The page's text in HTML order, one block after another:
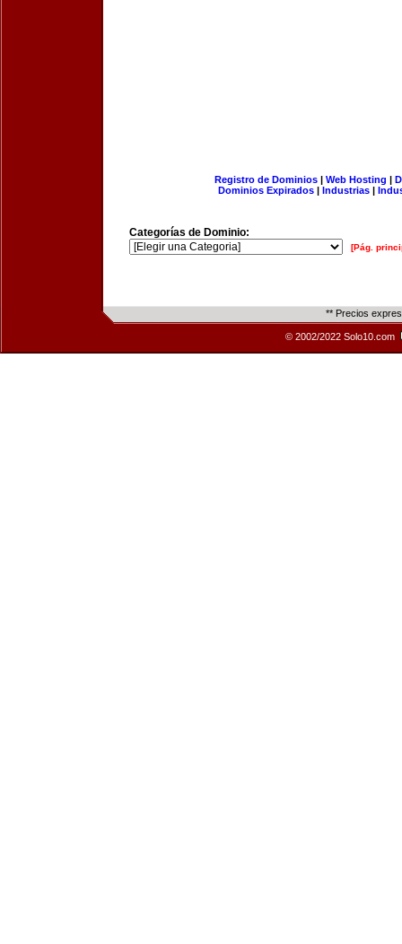
Registro de Dominios| Web Hosting |
Dominios Expirados | Industrias |
Categorías de Dominio:
[Pág.
** Precios
© 2002/2022 Solo10.com